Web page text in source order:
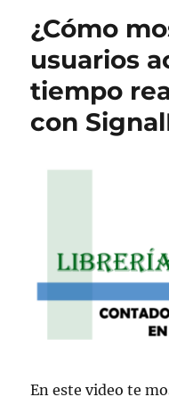
¿Cómo
usuarios
tiempo
con
En este video te